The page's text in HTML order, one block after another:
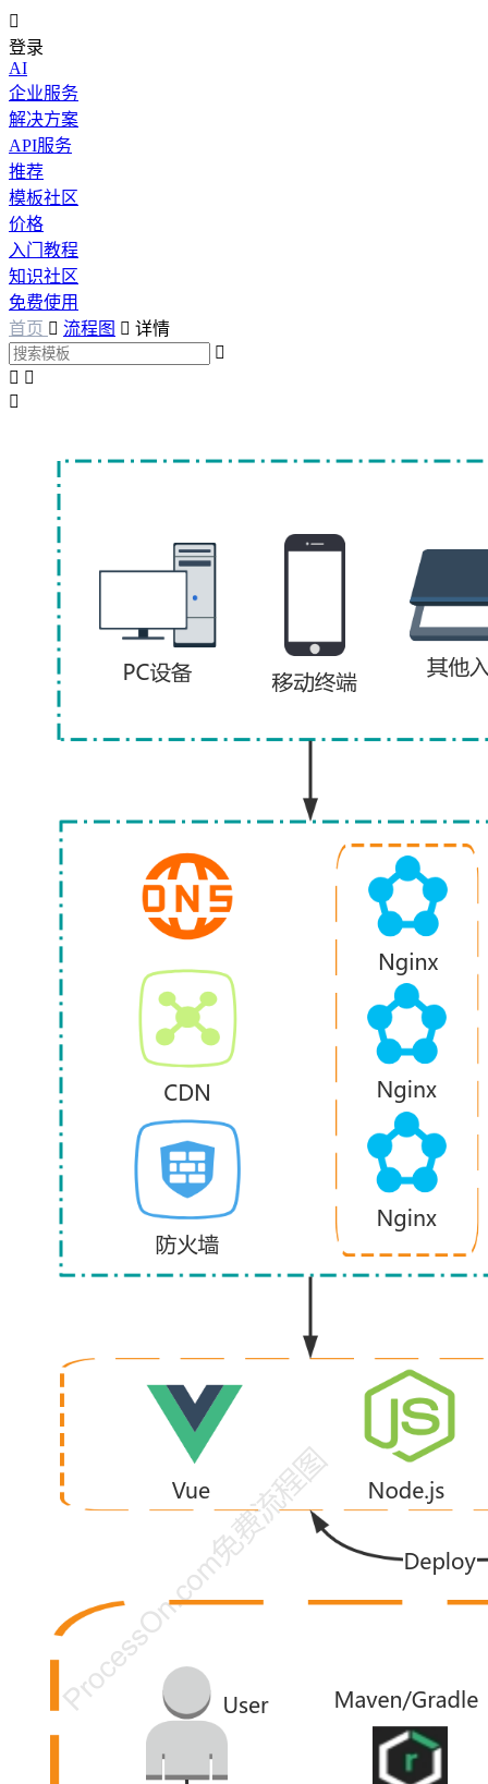

登录
AI
企业服务
解决方案
API服务
推荐
模板社区
价格
入门教程
知识社区
免费使用
首页  流程图  详情

 
